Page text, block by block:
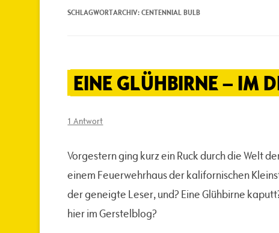
SCHLAGWORTARCHIV:CENTENNIAL BULB
EINE GLÜHBIRNE – IM
1 Antwort
Vorgestern ging kurz ein Ruck durch die Welt
einem Feuerwehrhaus der kalifornischen
der geneigte Leser, und? Eine Glühbirne
hier im Gerstelblog?